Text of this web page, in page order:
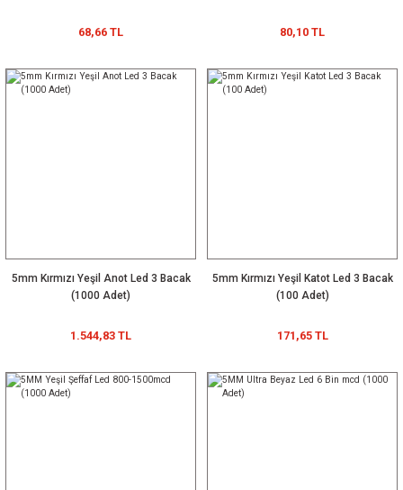
68,66 TL 80,10 TL
5mm Kırmızı Yeşil Anot Led 3 Bacak
(1000 Adet)
1.544,83 TL
5mm Kırmızı Yeşil Katot Led 3 Bacak
(100 Adet)
171,65 TL